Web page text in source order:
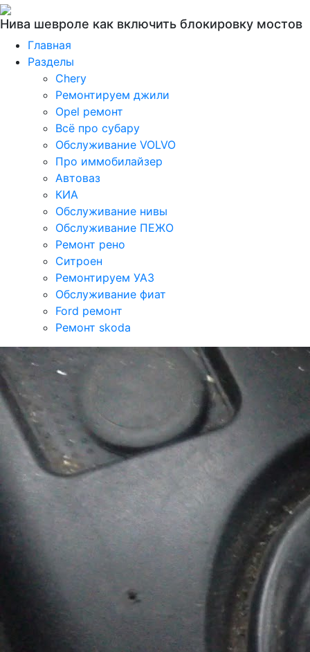
Нива шевроле как включить блокировку мостов
Главная
Разделы
Chery
Ремонтируем джили
Opel ремонт
Всё про субару
Обслуживание VOLVO
Про иммобилайзер
Автоваз
КИА
Обслуживание нивы
Обслуживание ПЕЖО
Ремонт рено
Ситроен
Ремонтируем УАЗ
Обслуживание фиат
Ford ремонт
Ремонт skoda